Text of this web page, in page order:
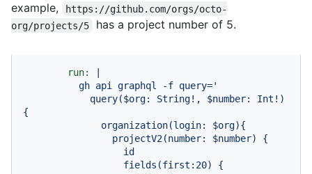
example,
https://github.com/orgs/octo-
org/projects/5
has a project number of 5.
run:
{